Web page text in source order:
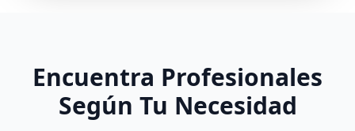
Encuentra Profesionales
Según Tu Necesidad